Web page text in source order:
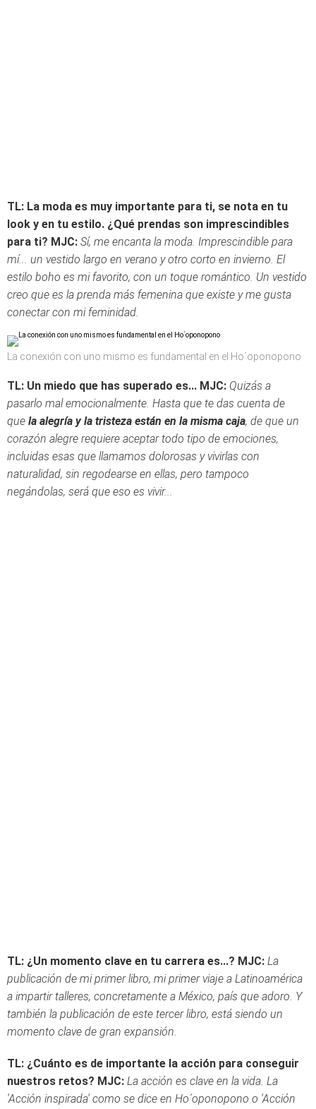
TL: La moda es muy importante para ti, se nota en tu
look y en tu estilo. ¿Qué prendas son imprescindibles
para ti? MJC: Sí, me encanta la moda. Imprescindible para
mí... un vestido largo en verano y otro corto en invierno. El
estilo boho es mi favorito, con un toque romántico. Un vestido
creo que es la prenda más femenina que existe y me gusta
conectar con mi feminidad.
La conexión con uno mismo es fundamental en el Ho´oponopono
TL: Un miedo que has superado es... MJC: Quizás a
pasarlo mal emocionalmente. Hasta que te das cuenta de
que la alegría y la tristeza están en la misma caja, de que un
corazón alegre requiere aceptar todo tipo de emociones,
incluidas esas que llamamos dolorosas y vivirlas con
naturalidad, sin regodearse en ellas, pero tampoco
negándolas, será que eso es vivir...
TL: ¿Un momento clave en tu carrera es...? MJC: La
publicación de mi primer libro, mi primer viaje a Latinoamérica
a impartir talleres, concretamente a México, país que adoro. Y
también la publicación de este tercer libro, está siendo un
momento clave de gran expansión.
TL: ¿Cuánto es de importante la acción para conseguir
nuestros retos? MJC: La acción es clave en la vida. La
'Acción inspirada' como se dice en Ho´oponopono o 'Acción